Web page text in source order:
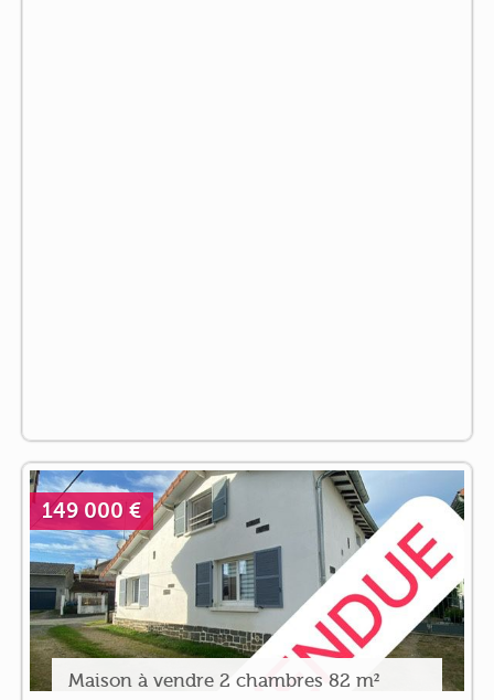
149 000 €
Maison à vendre 2 chambres 82 m²